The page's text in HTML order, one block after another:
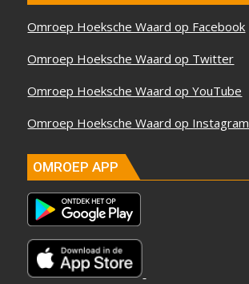
Omroep Hoeksche Waard op Facebook
Omroep Hoeksche Waard op Twitter
Omroep Hoeksche Waard op YouTube
Omroep Hoeksche Waard op Instagram
OMROEP APP